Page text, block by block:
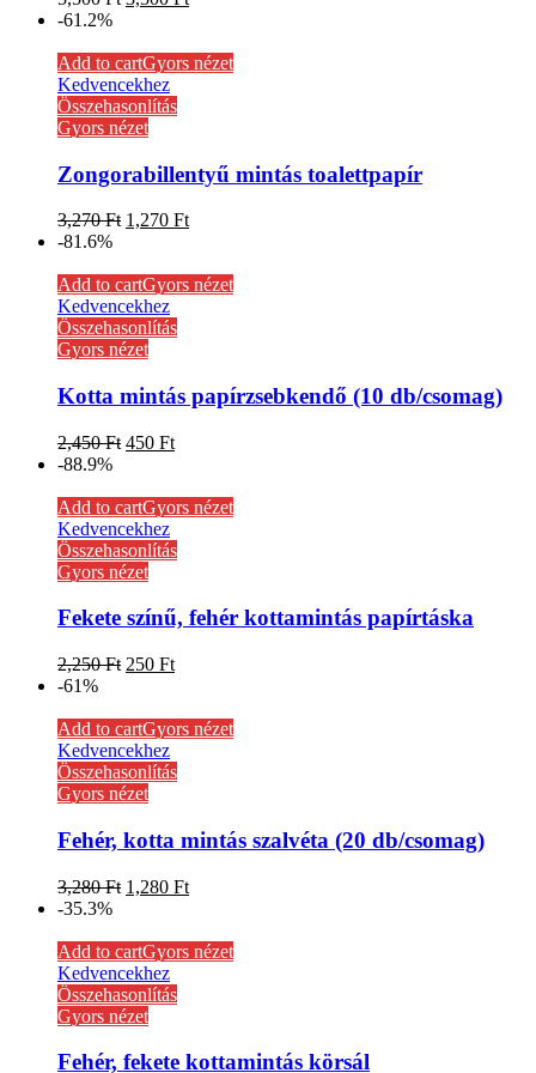
-61.2%
Add to cartGyors nézet
Kedvencekhez
Összehasonlítás
Gyors nézet
Zongorabillentyű mintás toalettpapír
3,270Ft 1,270 Ft
-81.6%
Add to cartGyors nézet
Kedvencekhez
Összehasonlítás
Gyors nézet
Kotta mintás papírzsebkendő (10 db/csomag)
2,450Ft 450 Ft
-88.9%
Add to cartGyors nézet
Kedvencekhez
Összehasonlítás
Gyors nézet
Fekete színű, fehér kottamintás papírtáska
2,250Ft 250 Ft
-61%
Add to cartGyors nézet
Kedvencekhez
Összehasonlítás
Gyors nézet
Fehér, kotta mintás szalvéta (20 db/csomag)
3,280Ft 1,280 Ft
-35.3%
Add to cartGyors nézet
Kedvencekhez
Összehasonlítás
Gyors nézet
Fehér, fekete kottamintás körsál